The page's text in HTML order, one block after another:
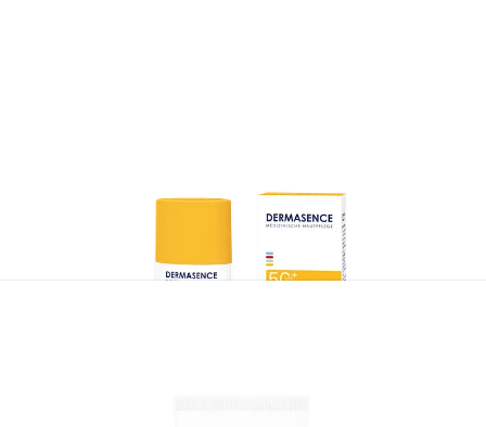
Produktbild SolvineaMed_Sonnenschutz-